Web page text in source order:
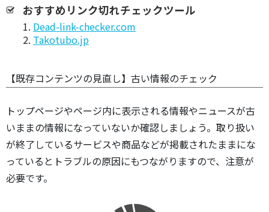
おすすめリンク切れチェックツール
1. Dead-link-checker.com
2. Takotubo.jp
【既存コンテンツの見直し】古い情報のチェック
トップページやページ内に表示される情報やニュースが古
いままの情報になっていないか確認しましょう。取り扱い
が終了しているサービスや商品などが掲載されたままにな
っているとトラブルの原因にもつながりますので、注意が
必要です。